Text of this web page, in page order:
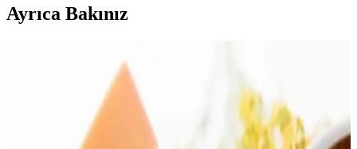
Ayrıca Bakınız
Göğüs Bölgesinde Akne ve Cilt Lekeleri: Nedenleri,
Tedavi Yöntemleri ve Bakım Önerileri
Göğüs bölgesinde akne ve cilt lekelerinin nedenleri arasında
folikülit, ter birikimi ve kozmetik ürünler yer alır. Doğru bakım ve
dermatolojik tedavi ile sorunlar kontrol altına alınabilir.